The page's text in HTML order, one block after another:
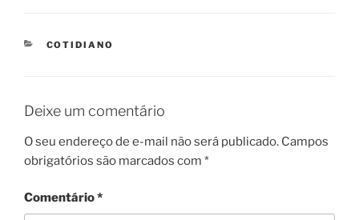
CATEGORIES
COTIDIANO
Deixe um comentário
O seu endereço de e-mail não será publicado. Campos
obrigatórios são marcados com *
Comentário*